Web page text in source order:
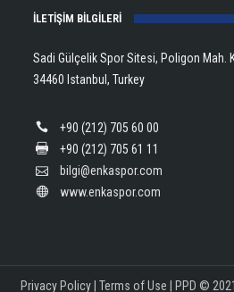
Rekoruyla
Avrupa
İLETİŞİM BİLGİLERİ
Sadi Gülçelik Spor Sitesi, Poligon Mah.
34460 Istanbul, Turkey
+90 (212) 705 60 00
+90 (212) 705 61 11
bilgi@enkaspor.com
www.enkaspor.com
Privacy Policy| Terms of Use | PPD ©